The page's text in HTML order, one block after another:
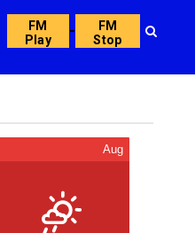
FM
Play
-
FM
Stop
Aug